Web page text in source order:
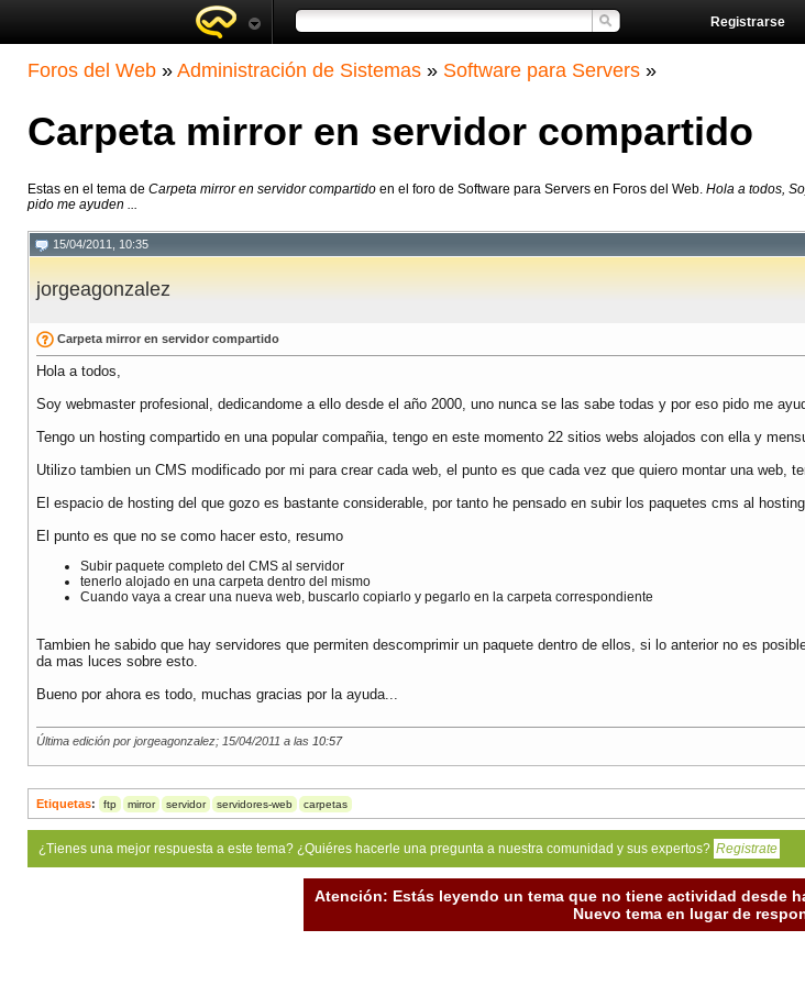
Registrarse
Foros del Web » Administración de Sistemas » Software para Servers »
Carpeta mirror en servidor compartido
Estas en el tema de Carpeta mirror en servidor compartido en el foro de Software para Servers en Foros del Web. Hola a todos,
pido me ayuden ...
15/04/2011, 10:35
jorgeagonzalez
Carpeta mirror en servidor compartido
Hola a todos,
Soy webmaster profesional, dedicandome a ello desde el año 2000, uno nunca se las sabe todas y por eso pido me
Tengo un hosting compartido en una popular compañia, tengo en este momento 22 sitios webs alojados con ella y
Utilizo tambien un CMS modificado por mi para crear cada web, el punto es que cada vez que quiero montar una web,
El espacio de hosting del que gozo es bastante considerable, por tanto he pensado en subir los paquetes cms al
El punto es que no se como hacer esto, resumo
Subir paquete completo del CMS al servidor
tenerlo alojado en una carpeta dentro del mismo
Cuando vaya a crear una nueva web, buscarlo copiarlo y pegarlo en la carpeta correspondiente
Tambien he sabido que hay servidores que permiten descomprimir un paquete dentro de ellos, si lo anterior no es
da mas luces sobre esto.
Bueno por ahora es todo, muchas gracias por la ayuda...
Última edición por jorgeagonzalez; 15/04/2011 a las 10:57
Etiquetas: ftp mirror servidor servidores-web carpetas
¿Tienes una mejor respuesta a este tema? ¿Quiéres hacerle una pregunta a nuestra comunidad y sus expertos? Registrate
Atención: Estás leyendo un tema que no tiene actividad desde
Nuevo tema en lugar de